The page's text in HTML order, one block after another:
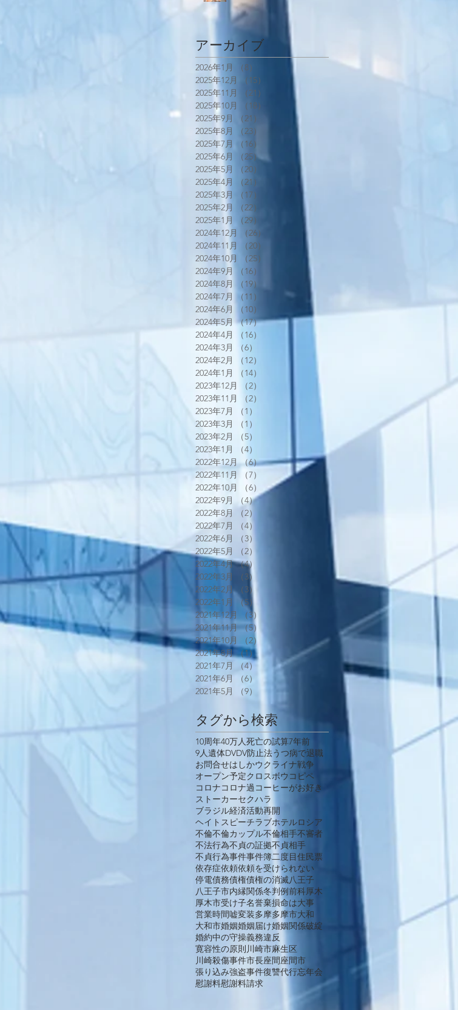
アーカイブ
2026年1月 （8）
8件の記事
2025年12月
（15）
15件の記事
2025年11月
（21）
21件の記事
2025年10月
（18）
2025年9月
（21）
21件の記事
2025年8月
（23）
2025年7月
（16）
16件の記事
2025年6月
（25）
2025年5月
（20）
2025年4月
（21）
21件の記事
2025年3月
（17）
2025年2月
（22）
2025年1月
（29）
2024年12月
（26）
26件の記事
2024年11月
（20）
20件の記事
2024年10月
（25）
25件の記事
2024年9月
（16）
2024年8月
（19）
2024年7月
（11）
11件の記事
2024年6月
（10）
2024年5月 （17）17件の記事
2024年4月
（16）
2024年3月
（6）
2024年2月
（12）
2024年1月
（14）
2023年12月
（2）
2023年11月
（2）
2023年7月
（1）
2023年3月
（1）
2023年2月
（5）
2023年1月
（4）
2022年12月 （6）6件の記事
2022年11月
（7）
7件の記事
2022年10月
（6）
6件の記事
2022年9月
（4）4件の記事
2022年8月
（2）
2022年7月
（4）
2022年6月
（3）
2022年5月
（2）
2022年4月 （4）
2022年3月
（3）
2022年2月 （3）
2022年1月
（5）
2021年12月
（3）
2021年11月
（5）
2021年10月
（2）
2021年8月 （1）1件の記事
2021年7月
（4）
4件の記事
2021年6月
（6）
2021年5月
（9）
タグから検索
10周年40万人死亡の試算7年前
9人遺体DVDV防止法うつ病で退職
お問合せはしかウクライナ戦争
オープン予定クロスボウ コピペ
コロナコロナ過コーヒーがお好き
ストーカーセクハラ
ブラジル経済活動再開
ヘイトスピーチラブホテルロシア
不倫不倫カップル不倫相手不審者
不法行為不貞の証拠不貞相手
不貞行為事件事件簿二度目住民票
依存症依頼依頼を受けられない
停電債務債権債権の消滅八王子
八王子市内縁関係冬判例前科厚木
厚木市受け子名誉棄損命は大事
営業時間嘘変装多摩多摩市大和
大和市婚姻婚姻届け婚姻関係破綻
婚約中の守操義務違反
寛容性の原則川崎市麻生区
川崎殺傷事件市長座間座間市
張り込み強盗事件復讐代行忘年会
慰謝料慰謝料請求